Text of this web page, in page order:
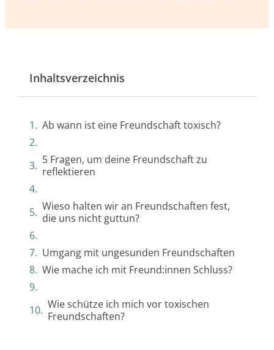
Inhaltsverzeichnis
Ab wann ist eine Freundschaft toxisch?
5 Fragen, um deine Freundschaft zu
reflektieren
Wieso halten wir an Freundschaften fest,
die uns nicht guttun?
Umgang mit ungesunden Freundschaften
Wie mache ich mit Freund:innen Schluss?
Wie schütze ich mich vor toxischen
Freundschaften?